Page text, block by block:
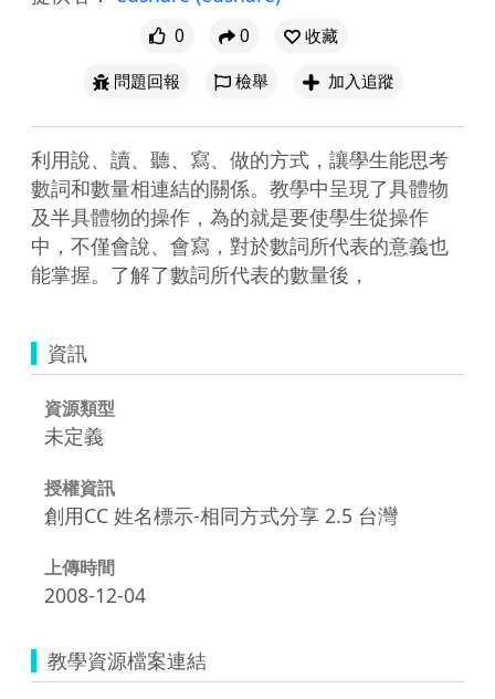
0 0
收藏
問題回報
檢舉 加入追蹤
利用說、讀、聽、寫、做的方式，讓學生能思考
數詞和數量相連結的關係。教學中呈現了具體物
及半具體物的操作，為的就是要使學生從操作
中，不僅會說、會寫，對於數詞所代表的意義也
能掌握。了解了數詞所代表的數量後，
資訊
資源類型
未定義
授權資訊
創用CC 姓名標示-相同方式分享 2.5 台灣
上傳時間
2008-12-04
教學資源檔案連結